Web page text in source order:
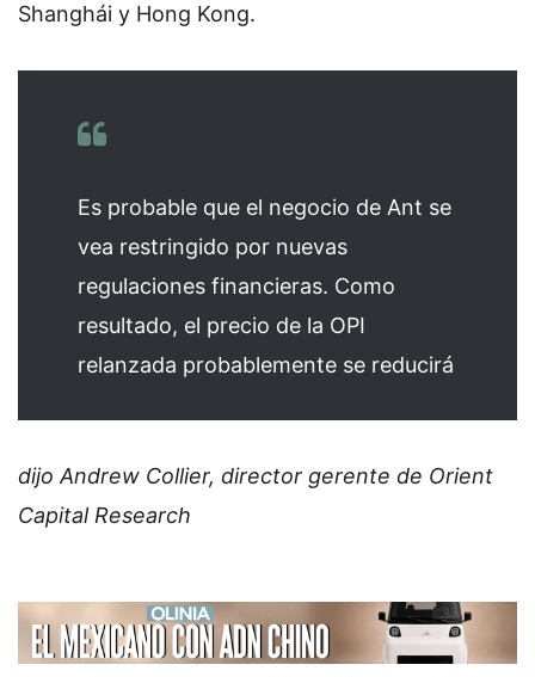
Shanghái y Hong Kong.
Es probable que el negocio de Ant se
vea restringido por nuevas
regulaciones financieras. Como
resultado, el precio de la OPI
relanzada probablemente se reducirá
dijo Andrew Collier, director gerente de Orient
Capital Research